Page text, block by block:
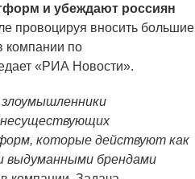
и убеждают россиян
провоцируя вносить большие
компании по
«РИА Новости».
которые действуют как
выдуманными брендами